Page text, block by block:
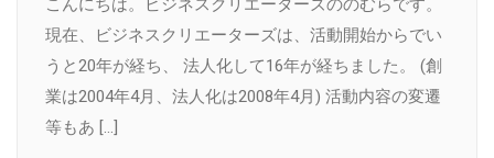
現在、ビジネスクリエーターズは、活動開始からでい
うと20年が経ち、 法人化して16年が経ちました。 (創
業は2004年4月、法人化は2008年4月) 活動内容の変遷
等もあ […]